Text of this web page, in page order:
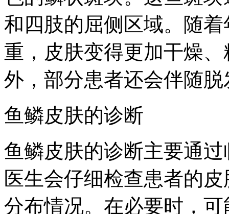
和四肢的屈侧区域。随
重，皮肤变得更加干燥
外，部分患者还会伴随
鱼鳞皮肤的诊断
鱼鳞皮肤的诊断主要通
医生会仔细检查患者的
分布情况。在必要时，